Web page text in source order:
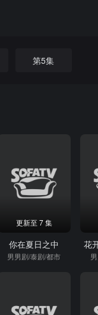
第5集
更新至 7 集
你在夏日之中
男男剧/泰剧/都市
花